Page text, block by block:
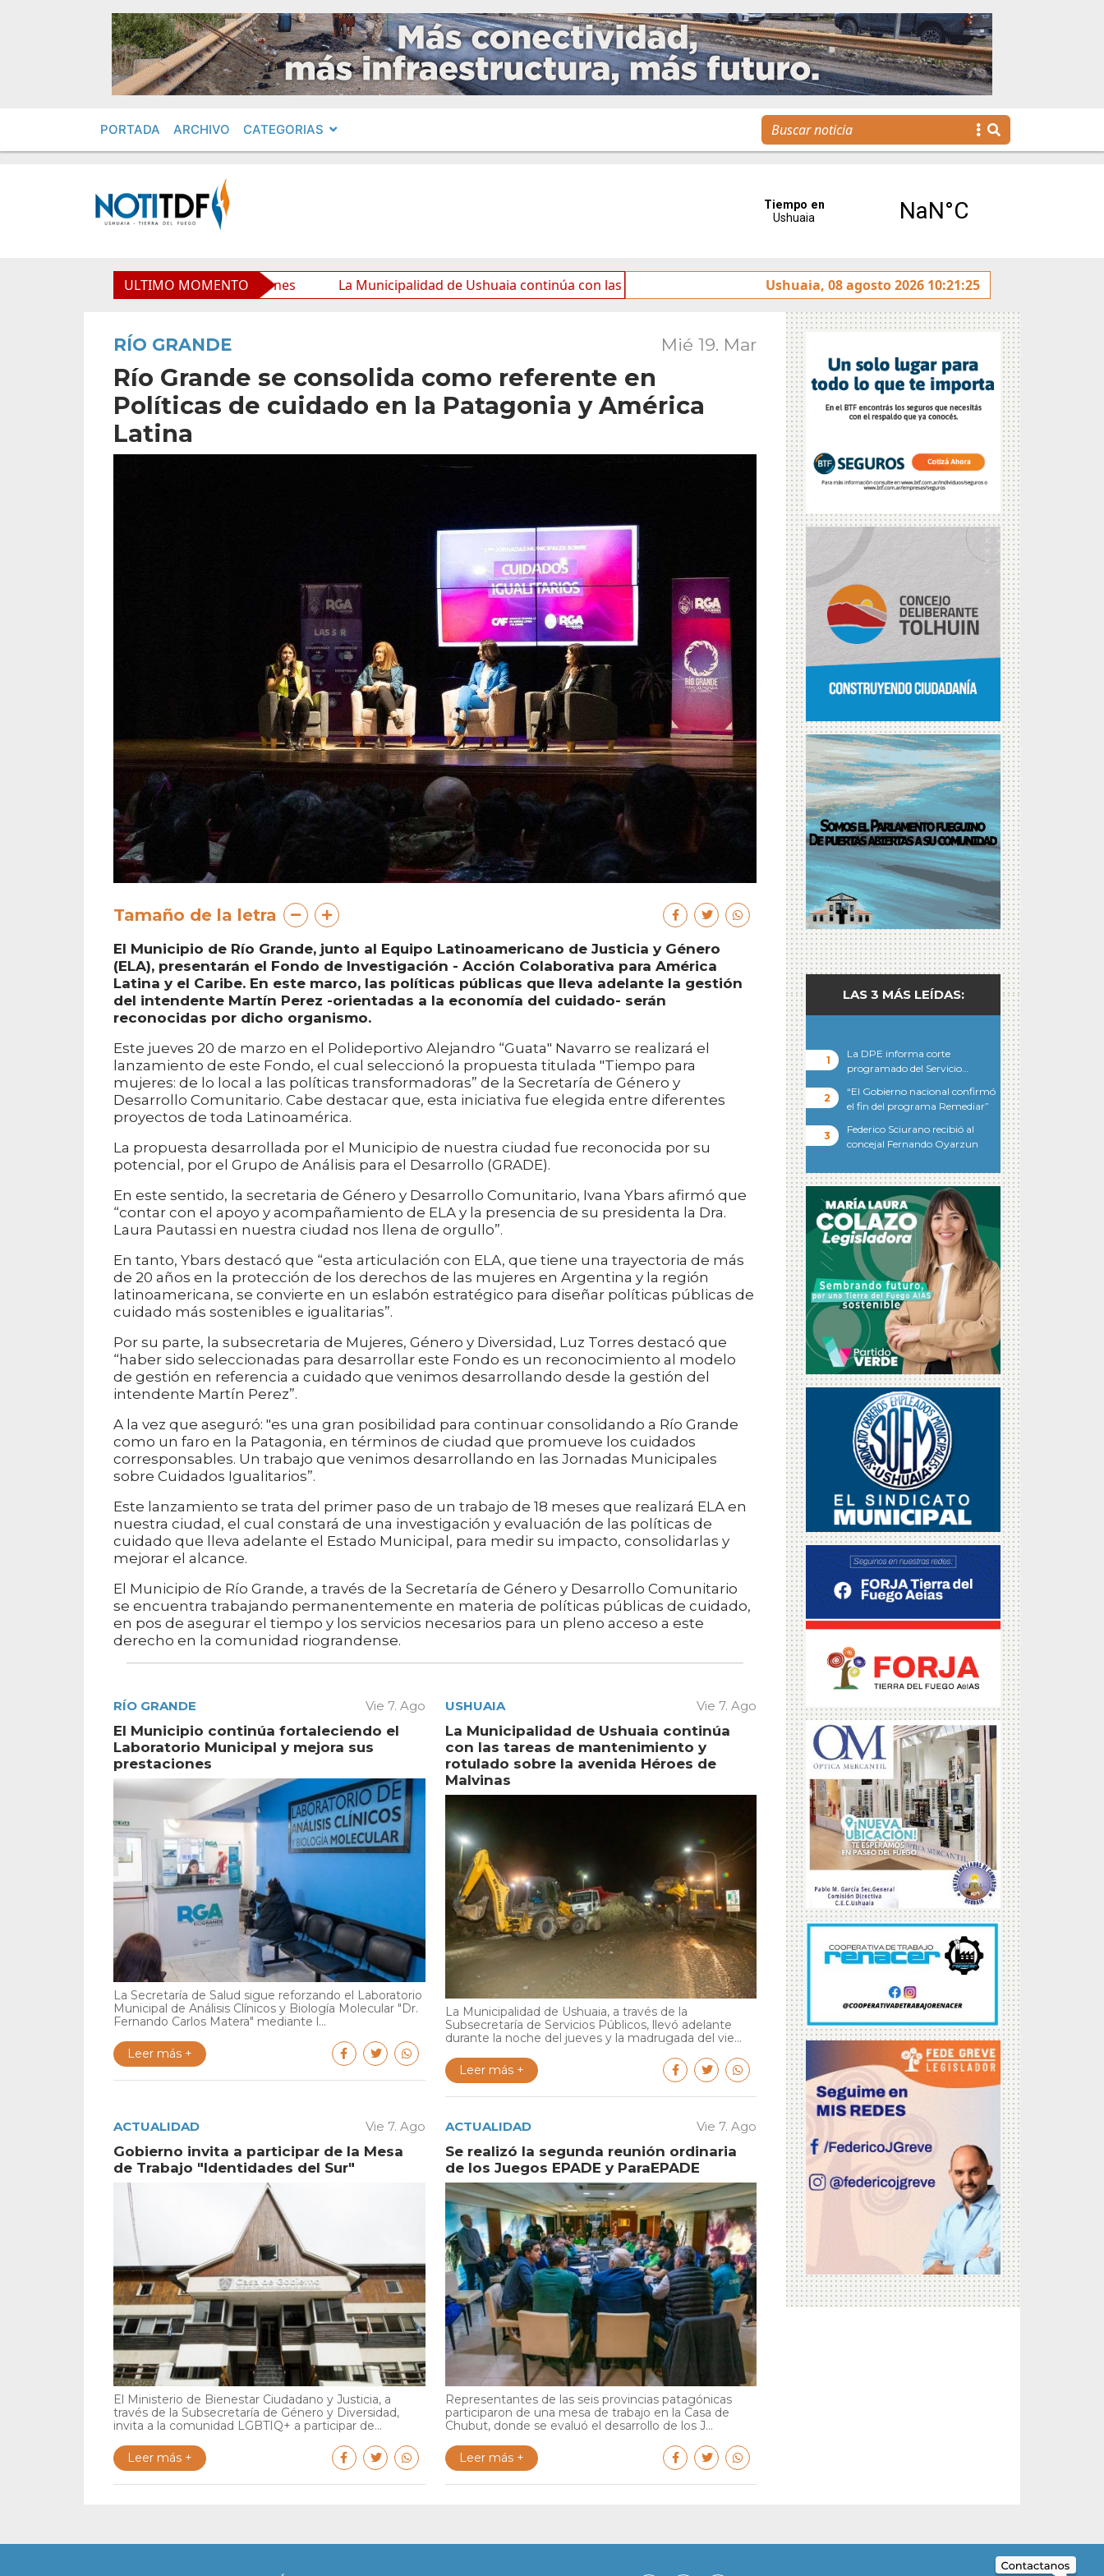
PORTADA ARCHIVO CATEGORIAS
ULTIMO MOMENTO
y mejora sus prestaciones La Municipalidad de Ushuaia continúa con las tareas de mantenimiento y rotulado sobre la avenida Héroes de Malvinas
Ushuaia, 08 agosto 2026 10:21:25
RÍO GRANDE Mié 19. Mar
Río Grande se consolida como referente en
Políticas de cuidado en la Patagonia y América
Latina
Tamaño de la letra
El Municipio de Río Grande, junto al Equipo Latinoamericano de Justicia y Género
(ELA), presentarán el Fondo de Investigación - Acción Colaborativa para América
Latina y el Caribe. En este marco, las políticas públicas que lleva adelante la gestión
del intendente Martín Perez -orientadas a la economía del cuidado- serán
reconocidas por dicho organismo.
Este jueves 20 de marzo en el Polideportivo Alejandro “Guata" Navarro se realizará el
lanzamiento de este Fondo, el cual seleccionó la propuesta titulada "Tiempo para
mujeres: de lo local a las políticas transformadoras” de la Secretaría de Género y
Desarrollo Comunitario. Cabe destacar que, esta iniciativa fue elegida entre diferentes
proyectos de toda Latinoamérica.
La propuesta desarrollada por el Municipio de nuestra ciudad fue reconocida por su
potencial, por el Grupo de Análisis para el Desarrollo (GRADE).
En este sentido, la secretaria de Género y Desarrollo Comunitario, Ivana Ybars afirmó que
“contar con el apoyo y acompañamiento de ELA y la presencia de su presidenta la Dra.
Laura Pautassi en nuestra ciudad nos llena de orgullo”.
En tanto, Ybars destacó que “esta articulación con ELA, que tiene una trayectoria de más
de 20 años en la protección de los derechos de las mujeres en Argentina y la región
latinoamericana, se convierte en un eslabón estratégico para diseñar políticas públicas de
cuidado más sostenibles e igualitarias”.
Por su parte, la subsecretaria de Mujeres, Género y Diversidad, Luz Torres destacó que
“haber sido seleccionadas para desarrollar este Fondo es un reconocimiento al modelo
de gestión en referencia a cuidado que venimos desarrollando desde la gestión del
intendente Martín Perez”.
A la vez que aseguró: "es una gran posibilidad para continuar consolidando a Río Grande
como un faro en la Patagonia, en términos de ciudad que promueve los cuidados
corresponsables. Un trabajo que venimos desarrollando en las Jornadas Municipales
sobre Cuidados Igualitarios”.
Este lanzamiento se trata del primer paso de un trabajo de 18 meses que realizará ELA en
nuestra ciudad, el cual constará de una investigación y evaluación de las políticas de
cuidado que lleva adelante el Estado Municipal, para medir su impacto, consolidarlas y
mejorar el alcance.
El Municipio de Río Grande, a través de la Secretaría de Género y Desarrollo Comunitario
se encuentra trabajando permanentemente en materia de políticas públicas de cuidado,
en pos de asegurar el tiempo y los servicios necesarios para un pleno acceso a este
derecho en la comunidad riograndense.
RÍO GRANDE Vie 7. Ago
El Municipio continúa fortaleciendo el
Laboratorio Municipal y mejora sus
prestaciones
La Secretaría de Salud sigue reforzando el Laboratorio
Municipal de Análisis Clínicos y Biología Molecular "Dr.
Fernando Carlos Matera" mediante l...
Leer más +
USHUAIA Vie 7. Ago
La Municipalidad de Ushuaia continúa
con las tareas de mantenimiento y
rotulado sobre la avenida Héroes de
Malvinas
La Municipalidad de Ushuaia, a través de la
Subsecretaría de Servicios Públicos, llevó adelante
durante la noche del jueves y la madrugada del vie...
Leer más +
ACTUALIDAD Vie 7. Ago
Gobierno invita a participar de la Mesa
de Trabajo "Identidades del Sur"
El Ministerio de Bienestar Ciudadano y Justicia, a
través de la Subsecretaría de Género y Diversidad,
invita a la comunidad LGBTIQ+ a participar de...
Leer más +
ACTUALIDAD Vie 7. Ago
Se realizó la segunda reunión ordinaria
de los Juegos EPADE y ParaEPADE
Representantes de las seis provincias patagónicas
participaron de una mesa de trabajo en la Casa de
Chubut, donde se evaluó el desarrollo de los J...
Leer más +
LAS 3 MÁS LEÍDAS:
La DPE informa corte
programado del Servicio…
“El Gobierno nacional confirmó
el fin del programa Remediar”
Federico Sciurano recibió al
concejal Fernando Oyarzun